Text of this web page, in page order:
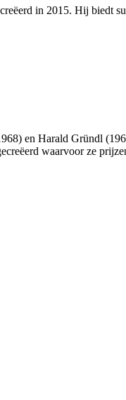
in 2015. Hij biedt
en Harald Gründl
waarvoor ze